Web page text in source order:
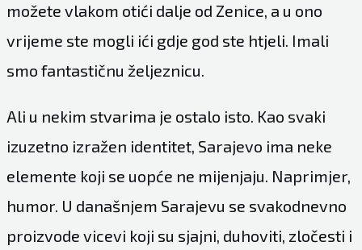
možete vlakom otići dalje od Zenice, a u ono
vrijeme ste mogli ići gdje god ste htjeli. Imali
smo fantastičnu željeznicu.
Ali u nekim stvarima je ostalo isto. Kao svaki
izuzetno izražen identitet, Sarajevo ima neke
elemente koji se uopće ne mijenjaju. Naprimjer,
humor. U današnjem Sarajevu se svakodnevno
proizvode vicevi koji su sjajni, duhoviti, zločesti i